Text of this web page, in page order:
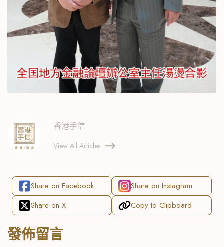
香港手信
View All Articles
Share on Facebook
Share on Instagram
Share on X
Copy to Clipboard
發佈留言